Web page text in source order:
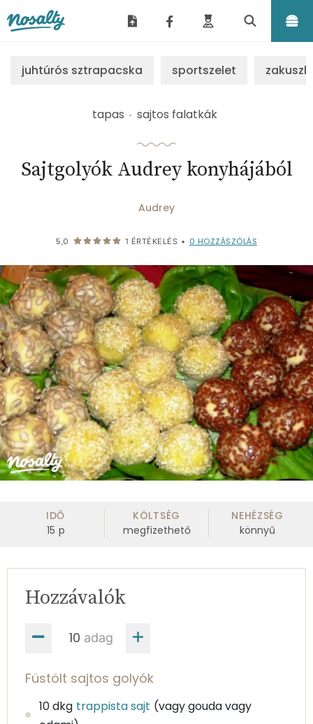
juhtúrós sztrapacska sportszelet
tapas sajtos falatkák
Sajtgolyók Audrey konyhájából
Audrey
5,0 1 ÉRTÉKELÉS • 0 HOZZÁSZÓLÁS
IDŐ
15 p
KÖLTSÉG
megfizethető
NEHÉZSÉG
könnyű
adag
Hozzávalók
Füstölt sajtos golyók
10 dkg trappista sajt (vagy gouda vagy